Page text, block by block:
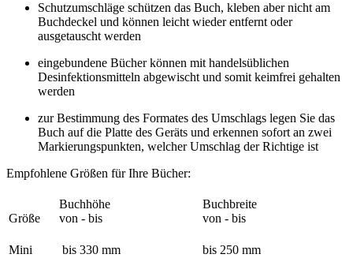
Schutzumschläge schützen das Buch, kleben aber nicht am
Buchdeckel und können leicht wieder entfernt oder
ausgetauscht werden
eingebundene Bücher können mit handelsüblichen
Desinfektionsmitteln abgewischt und somit keimfrei gehalten
werden
zur Bestimmung des Formates des Umschlags legen Sie das
Buch auf die Platte des Geräts und erkennen sofort an zwei
Markierungspunkten, welcher Umschlag der Richtige ist
Empfohlene Größen für Ihre Bücher:
Größe
Buchhöhe
von - bis
Buchbreite
von - bis
Mini bis 330 mm
bis 250 mm